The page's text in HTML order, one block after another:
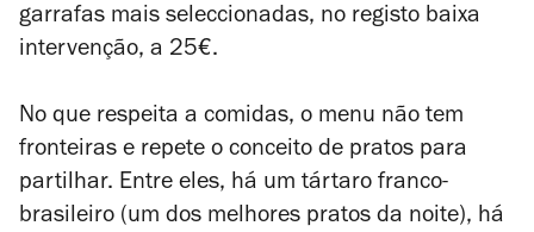
garrafas mais seleccionadas, no registo baixa
intervenção, a 25€.
No que respeita a comidas, o menu não tem
fronteiras e repete o conceito de pratos para
partilhar. Entre eles, há um tártaro franco-
brasileiro (um dos melhores pratos da noite), há